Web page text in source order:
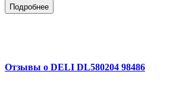
Подробнее
Отзывы о DELI DL580204 98486